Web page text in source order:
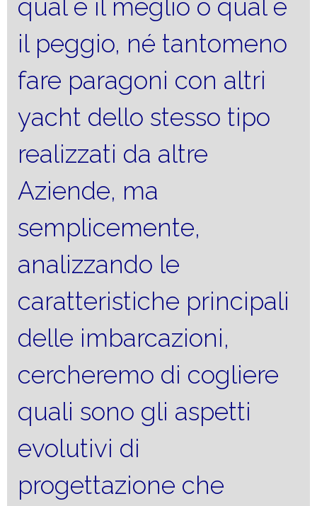
qual è il meglio o qual è
il peggio, né tantomeno
fare paragoni con altri
yacht dello stesso tipo
realizzati da altre
Aziende, ma
semplicemente,
analizzando le
caratteristiche principali
delle imbarcazioni,
cercheremo di cogliere
quali sono gli aspetti
evolutivi di
progettazione che